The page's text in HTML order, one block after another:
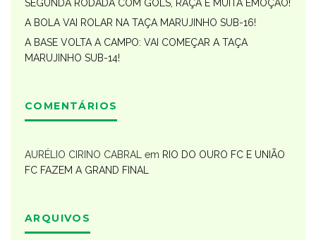
SEGUNDA RODADA COM GOLS, RAÇA E MUITA EMOÇÃO!
A BOLA VAI ROLAR NA TAÇA MARUJINHO SUB-16!
A BASE VOLTA A CAMPO: VAI COMEÇAR A TAÇA
MARUJINHO SUB-14!
COMENTÁRIOS
AURÉLIO CIRINO CABRAL em RIO DO OURO FC E UNIÃO
FC FAZEM A GRAND FINAL
ARQUIVOS